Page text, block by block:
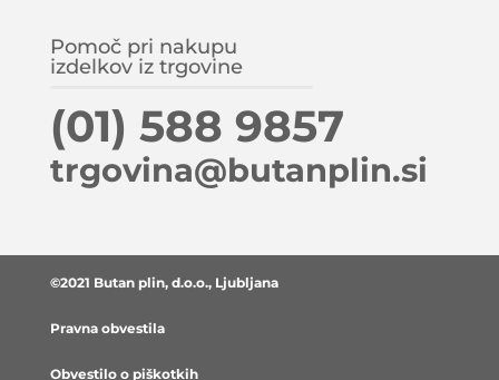
Pomoč pri nakupu
izdelkov iz trgovine
(01) 588 9857
trgovina@butanplin.si
©2021 Butan plin, d.o.o., Ljubljana
Pravna obvestila
Obvestilo o piškotkih